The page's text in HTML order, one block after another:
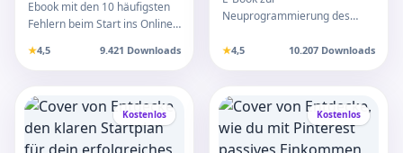
Online Business - Hol
Ebook mit den 10 häufigsten
Fehlern beim Start ins Online
Tipps, wie du si…
★4,5 9.421 Downloads
und verändere dein
Neuprogrammierung des
Techniken und Übungen für
★4,5 10.207 Downloads
Kostenlos Kostenlos